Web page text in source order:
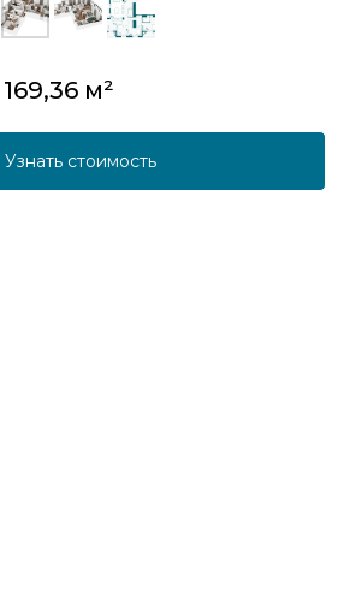
м²
Узнать стоимость